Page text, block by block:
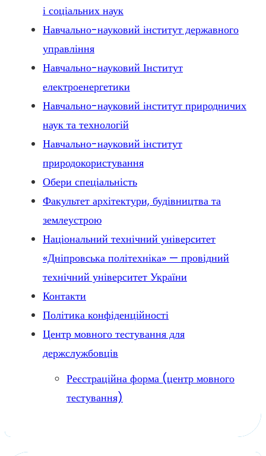
і соціальних наук
Навчально-науковий інститут державного
управління
Навчально-науковий Інститут
електроенергетики
Навчально-науковий інститут природничих
наук та технологій
Навчально-науковий інститут
природокористування
Обери спеціальність
Факультет архітектури, будівництва та
землеустрою
Національний технічний університет
«Дніпровська політехніка» — провідний
технічний університет України
Контакти
Політика конфіденційності
Центр мовного тестування для
держслужбовців
Реєстраційна форма (центр мовного
тестування)